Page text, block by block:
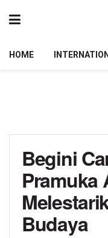
HOME
Begini
Pramuka
Budaya